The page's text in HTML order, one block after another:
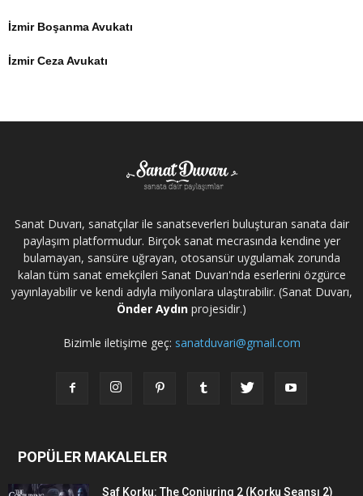
İzmir Boşanma Avukatı
İzmir Ceza Avukatı
Sanat Duvarı, sanatçılar ile sanatseverleri buluşturan sanata dair
paylaşım platformudur. Birçok sanat mecrasında kendine yer
bulamayan, sansüre uğrayan, otosansür uygulamak zorunda
kalan tüm sanat emekçileri Sanat Duvarı'nda eserlerini özgürce
yayınlayabilir ve kendi adıyla milyonlara ulaştırabilir. (Sanat Duvarı,
Önder Aydın projesidir.)
Bizimle iletişime geç: sanatduvari@gmail.com
POPÜLER MAKALELER
Saf Korku: The Conjuring 2 (Korku Seansı 2)